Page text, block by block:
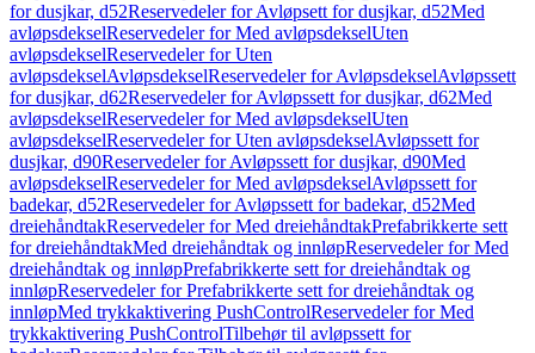
for dusjkar, d52Reservedeler for Avløpsett for dusjkar, d52Med
avløpsdekselReservedeler for Med avløpsdekselUten
avløpsdekselReservedeler for Uten
avløpsdekselAvløpsdekselReservedeler for AvløpsdekselAvløpssett
for dusjkar, d62Reservedeler for Avløpssett for dusjkar, d62Med
avløpsdekselReservedeler for Med avløpsdekselUten
avløpsdekselReservedeler for Uten avløpsdekselAvløpssett for
dusjkar, d90Reservedeler for Avløpssett for dusjkar, d90Med
avløpsdekselReservedeler for Med avløpsdekselAvløpssett for
badekar, d52Reservedeler for Avløpssett for badekar, d52Med
dreiehåndtakReservedeler for Med dreiehåndtakPrefabrikkerte sett
for dreiehåndtakMed dreiehåndtak og innløpReservedeler for Med
dreiehåndtak og innløpPrefabrikkerte sett for dreiehåndtak og
innløpReservedeler for Prefabrikkerte sett for dreiehåndtak og
innløpMed trykkaktivering PushControlReservedeler for Med
trykkaktivering PushControlTilbehør til avløpssett for